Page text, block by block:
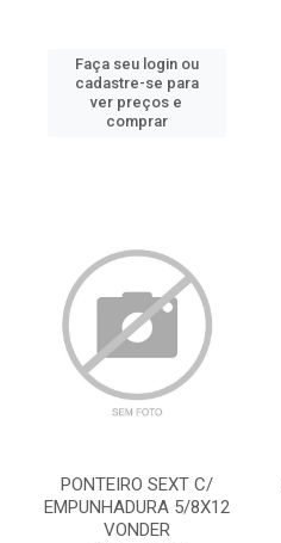
Faça seu login ou
cadastre-se para
ver preços e
comprar
PONTEIRO SEXT C/
EMPUNHADURA 5/8X12
VONDER